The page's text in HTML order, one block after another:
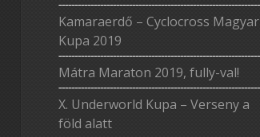
Kamaraerdő – Cyclocross Magyar
Kupa 2019
Mátra Maraton 2019, fully-val!
X. Underworld Kupa – Verseny a
föld alatt